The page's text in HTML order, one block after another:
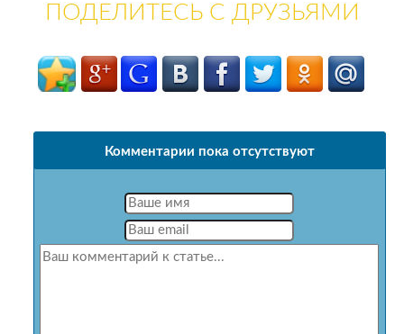
ПОДЕЛИТЕСЬ С ДРУЗЬЯМИ
Комментарии пока отсутствуют